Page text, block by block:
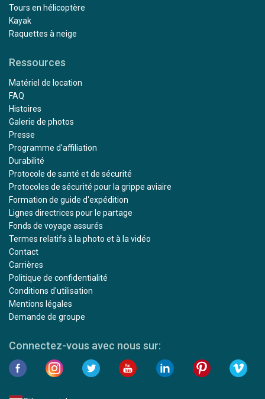
Tours en hélicoptère
Kayak
Raquettes à neige
Ressources
Matériel de location
FAQ
Histoires
Galerie de photos
Presse
Programme d'affiliation
Durabilité
Protocole de santé et de sécurité
Protocoles de sécurité pour la grippe aviaire
Formation de guide d'expédition
Lignes directrices pour le partage
Fonds de voyage assurés
Termes relatifs à la photo et à la vidéo
Contact
Carrières
Politique de confidentialité
Conditions d'utilisation
Mentions légales
Demande de groupe
Connectez-vous avec nous sur: